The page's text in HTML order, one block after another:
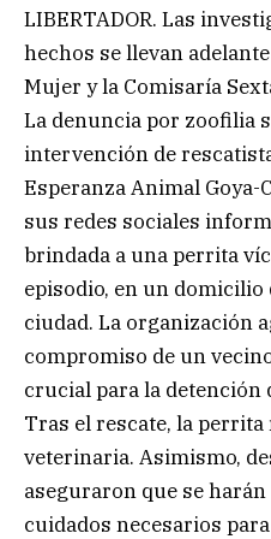
LIBERTADOR. Las
hechos se llevan
Mujer y la Comisaría
La denuncia por zoofilia
intervención de
Esperanza Animal Goya-
sus redes sociales
brindada a una perrita
episodio, en un domicilio
ciudad. La organización
compromiso de un
crucial para la detención
Tras el rescate, la
veterinaria. Asimismo,
aseguraron que se
cuidados necesarios